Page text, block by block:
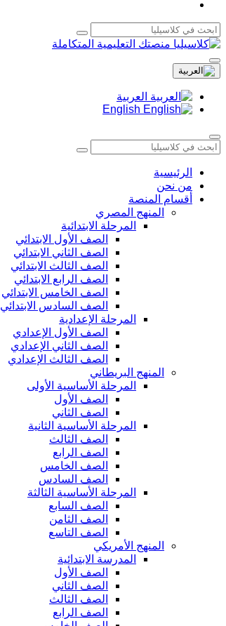
العربية
الرئيسية
من نحن
أقسام المنصة
المنهج المصري
المرحلة الابتدائية
الصف الأول الابتدائي
الصف الثاني الابتدائي
الصف الثالث الابتدائي
الصف الرابع الابتدائي
الصف الخامس الابتدائي
الصف السادس الابتدائي
المرحلة الإعدادية
الصف الأول الإعدادي
الصف الثاني الإعدادي
الصف الثالث الإعدادي
المنهج البريطاني
المرحلة الأساسية الأولى
الصف الأول
الصف الثاني
المرحلة الأساسية الثانية
الصف الثالث
الصف الرابع
الصف الخامس
الصف السادس
المرحلة الأساسية الثالثة
الصف السابع
الصف الثامن
الصف التاسع
المنهج الأمريكي
المدرسة الابتدائية
الصف الأول
الصف الثاني
الصف الثالث
الصف الرابع